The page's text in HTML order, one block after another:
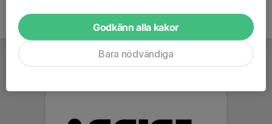
Godkänn alla kakor
Bara nödvändiga